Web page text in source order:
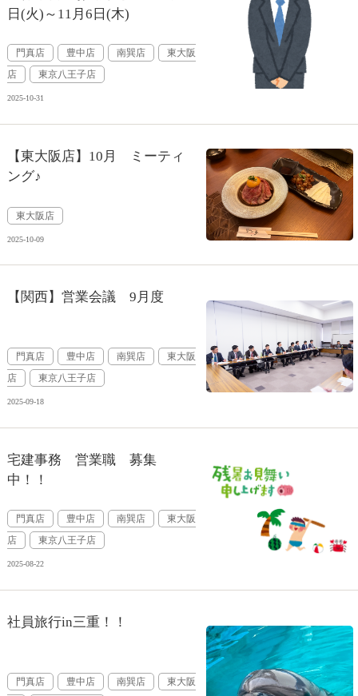
日(火)～11月6日(木)
門真店 豊中店 南巽店
東大阪
店
東京八王子店
2025-10-31
【東大阪店】10月 ミーティ
ング♪
東大阪店
2025-10-09
【関西】営業会議 9月度
門真店 豊中店 南巽店
東大阪
店
東京八王子店
2025-09-18
宅建事務 営業職 募集
中！！
門真店 豊中店 南巽店
東大阪
店
東京八王子店
2025-08-22
社員旅行in三重！！
門真店 豊中店 南巽店
東大阪